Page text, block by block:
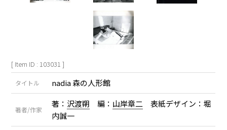
[ Item ID : 103031 ]
タイトル nadia 森の人形館
著者/作家
著： 沢渡朔 編： 山岸章二 表紙デザイン：堀
内誠一